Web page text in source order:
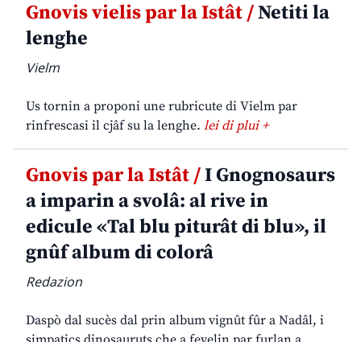
Gnovis vielis par la Istât /Netiti la
lenghe
Vielm
Us tornin a proponi une rubricute di Vielm par
rinfrescasi il cjâf su la lenghe. lei di plui +
Gnovis par la Istât /I Gnognosaurs
a imparin a svolâ: al rive in
edicule «Tal blu piturât di blu», il
gnûf album di colorâ
Redazion
Daspò dal sucès dal prin album vignût fûr a Nadâl, i